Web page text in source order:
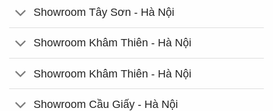
Showroom Tây Sơn - Hà Nội
Showroom Khâm Thiên - Hà Nội
Showroom Khâm Thiên - Hà Nội
Showroom Cầu Giấy - Hà Nội